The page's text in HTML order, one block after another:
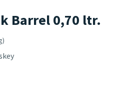
Barrel 0,70 ltr.